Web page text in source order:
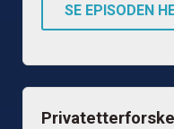
SE EPISODEN